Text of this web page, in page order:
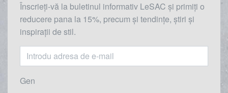
Înscrieți-vă la buletinul informativ LeSAC și primiți o
reducere pana la 15%, precum și tendințe, știri și
inspirații de stil.
Gen